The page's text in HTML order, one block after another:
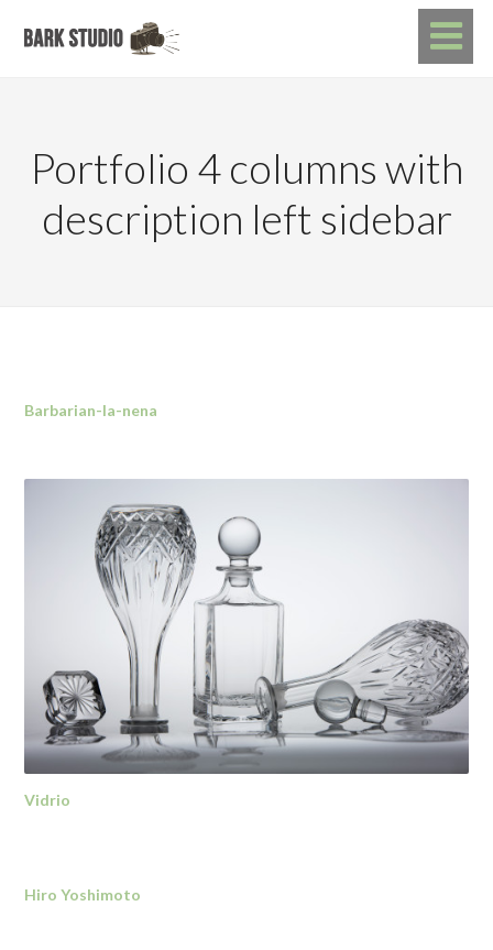
Portfolio 4 columns with
description left sidebar
Barbarian-la-nena
Vidrio
Hiro Yoshimoto